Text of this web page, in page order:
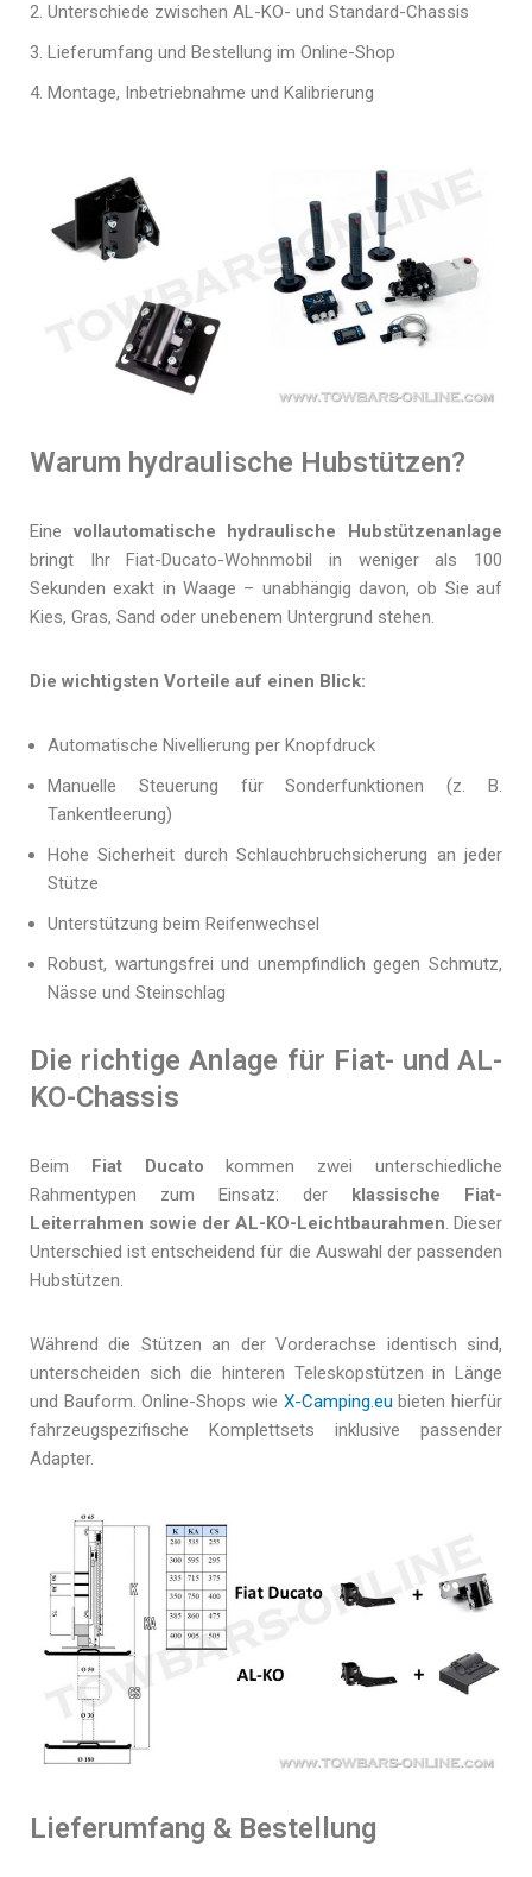
Unterschiede zwischen AL-KO- und Standard-Chassis
Lieferumfang und Bestellung im Online-Shop
Montage, Inbetriebnahme und Kalibrierung
Warum hydraulische Hubstützen?
Einevollautomatische hydraulische Hubstützenanlage
bringt Ihr Fiat-Ducato-Wohnmobil in weniger als 100
Sekunden exakt in Waage – unabhängig davon, ob Sie auf
Kies, Gras, Sand oder unebenem Untergrund stehen.
Die wichtigsten Vorteile auf einen Blick:
Automatische Nivellierung per Knopfdruck
Manuelle Steuerung für Sonderfunktionen (z. B.
Tankentleerung)
Hohe Sicherheit durch Schlauchbruchsicherung an jeder
Stütze
Unterstützung beim Reifenwechsel
Robust, wartungsfrei und unempfindlich gegen Schmutz,
Nässe und Steinschlag
Die richtige Anlage für Fiat- und AL-
KO-Chassis
Beim Fiat Ducato kommen zwei unterschiedliche
Rahmentypen zum Einsatz: der klassische Fiat-
Leiterrahmen sowie der AL-KO-Leichtbaurahmen. Dieser
Unterschied ist entscheidend für die Auswahl der passenden
Hubstützen.
Während die Stützen an der Vorderachse identisch sind,
unterscheiden sich die hinteren Teleskopstützen in Länge
und Bauform. Online-Shops wie X-Camping.eu bieten hierfür
fahrzeugspezifische Komplettsets inklusive passender
Adapter.
Lieferumfang & Bestellung